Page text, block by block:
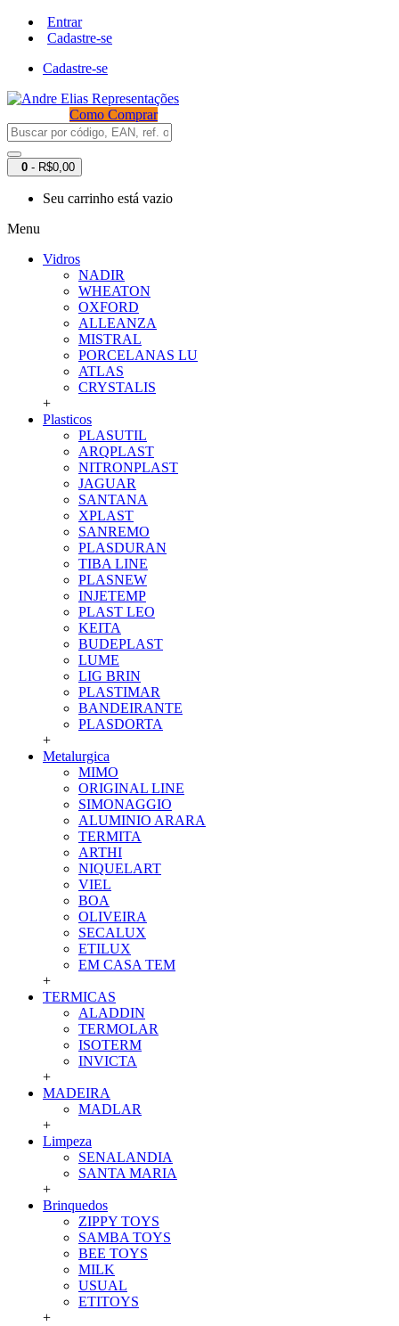
Entrar
Cadastre-se
Cadastre-se
Como Comprar
0 - R$0,00
Seu carrinho está vazio
Menu
Vidros
NADIR
WHEATON
OXFORD
ALLEANZA
MISTRAL
PORCELANAS LU
ATLAS
CRYSTALIS
+
Plasticos
PLASUTIL
ARQPLAST
NITRONPLAST
JAGUAR
SANTANA
XPLAST
SANREMO
PLASDURAN
TIBA LINE
PLASNEW
INJETEMP
PLAST LEO
KEITA
BUDEPLAST
LUME
LIG BRIN
PLASTIMAR
BANDEIRANTE
PLASDORTA
+
Metalurgica
MIMO
ORIGINAL LINE
SIMONAGGIO
ALUMINIO ARARA
TERMITA
ARTHI
NIQUELART
VIEL
BOA
OLIVEIRA
SECALUX
ETILUX
EM CASA TEM
+
TERMICAS
ALADDIN
TERMOLAR
ISOTERM
INVICTA
+
MADEIRA
MADLAR
+
Limpeza
SENALANDIA
SANTA MARIA
+
Brinquedos
ZIPPY TOYS
SAMBA TOYS
BEE TOYS
MILK
USUAL
ETITOYS
+